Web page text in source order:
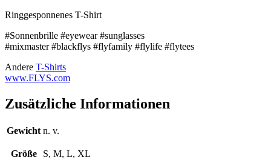
Ringgesponnenes T-Shirt
#Sonnenbrille #eyewear #sunglasses
#mixmaster #blackflys #flyfamily #flylife #flytees
Andere T-Shirts
www.FLYS.com
Zusätzliche Informationen
Gewicht n. v.
Größe S, M, L, XL